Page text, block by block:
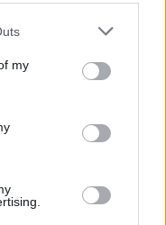
one or more Google
You may click to
third-party tags to
in below Google
my